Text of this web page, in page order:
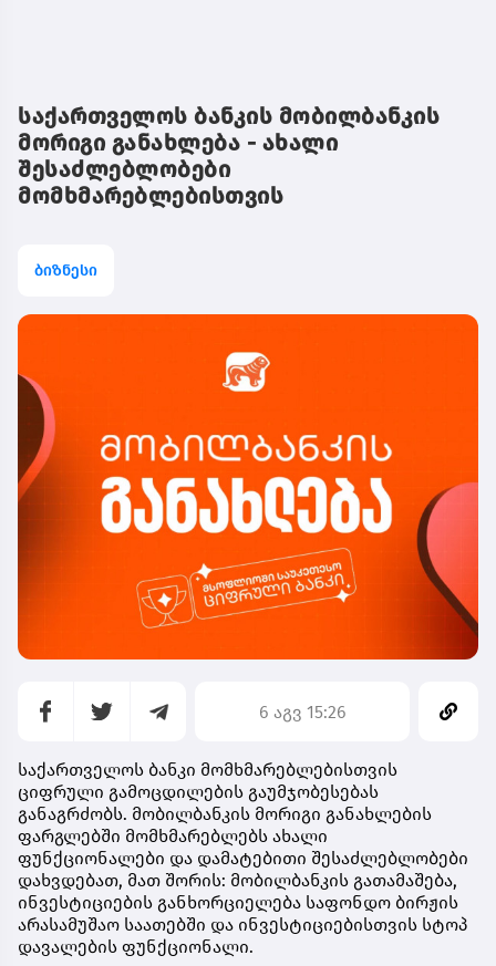
საქართველოს ბანკის მობილბანკის
მორიგი განახლება - ახალი
შესაძლებლობები
მომხმარებლებისთვის
ბიზნესი
6 აგვ 15:26
საქართველოს ბანკი მომხმარებლებისთვის
ციფრული გამოცდილების გაუმჯობესებას
განაგრძობს. მობილბანკის მორიგი განახლების
ფარგლებში მომხმარებლებს ახალი
ფუნქციონალები და დამატებითი შესაძლებლობები
დახვდებათ, მათ შორის: მობილბანკის გათამაშება,
ინვესტიციების განხორციელება საფონდო ბირჟის
არასამუშაო საათებში და ინვესტიციებისთვის სტოპ
დავალების ფუნქციონალი.